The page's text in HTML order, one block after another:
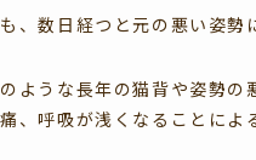
、数日経つと元の悪い姿勢
ような長年の猫背や姿勢
、呼吸が浅くなることによ